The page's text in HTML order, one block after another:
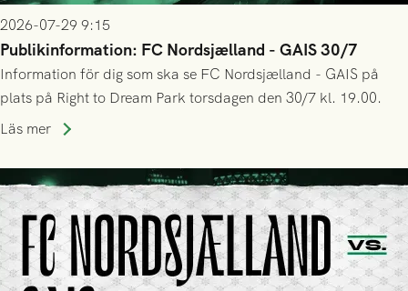
2026-07-29 9:15
Publikinformation: FC Nordsjælland - GAIS 30/7
Information för dig som ska se FC Nordsjælland - GAIS på
plats på Right to Dream Park torsdagen den 30/7 kl. 19.00.
Läs mer